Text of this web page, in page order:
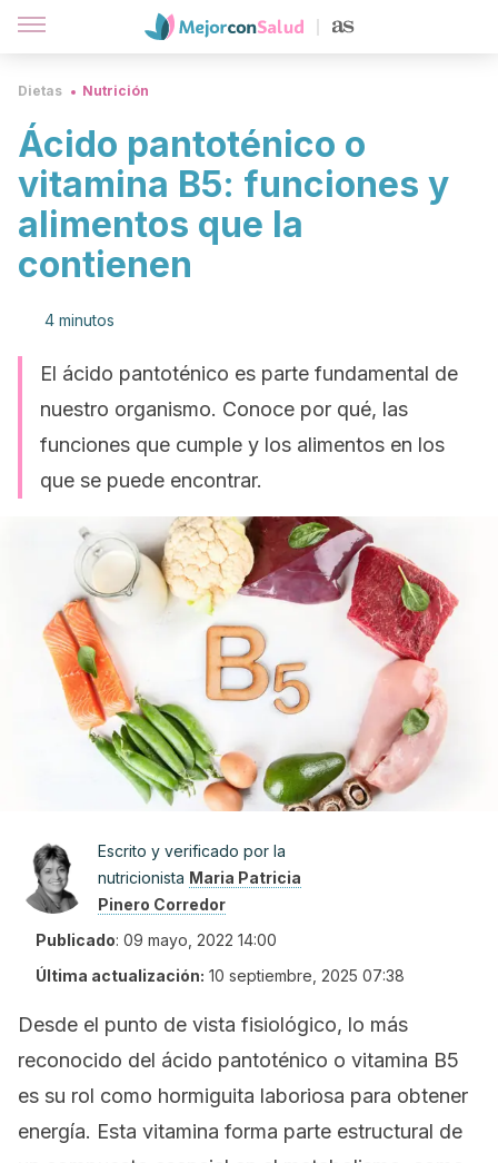
Dietas Nutrición
Ácido pantoténico o
vitamina B5: funciones y
alimentos que la
contienen
4 minutos
El ácido pantoténico es parte fundamental de
nuestro organismo. Conoce por qué, las
funciones que cumple y los alimentos en los
que se puede encontrar.
Escrito y verificado por la
nutricionista Maria Patricia
Pinero Corredor
Publicado: 09 mayo, 2022 14:00
Última actualización: 10 septiembre, 2025 07:38
Desde el punto de vista fisiológico, lo más
reconocido del ácido pantoténico o vitamina B5
es su rol como hormiguita laboriosa para obtener
energía. Esta vitamina forma parte estructural de